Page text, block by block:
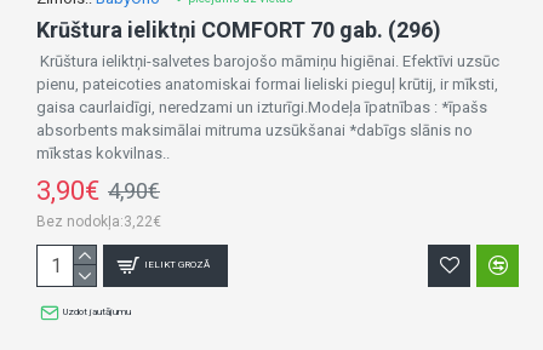
Krūštura ieliktņi COMFORT 70 gab. (296)
Krūštura ieliktņi-salvetes barojošo māmiņu higiēnai. Efektīvi uzsūc
pienu, pateicoties anatomiskai formai lieliski pieguļ krūtij, ir mīksti,
gaisa caurlaidīgi, neredzami un izturīgi.Modeļa īpatnības : *īpašs
absorbents maksimālai mitruma uzsūkšanai *dabīgs slānis no
mīkstas kokvilnas..
3,90€ 4,90€
Bez nodokļa:3,22€
IELIKT GROZĀ
Uzdot jautājumu